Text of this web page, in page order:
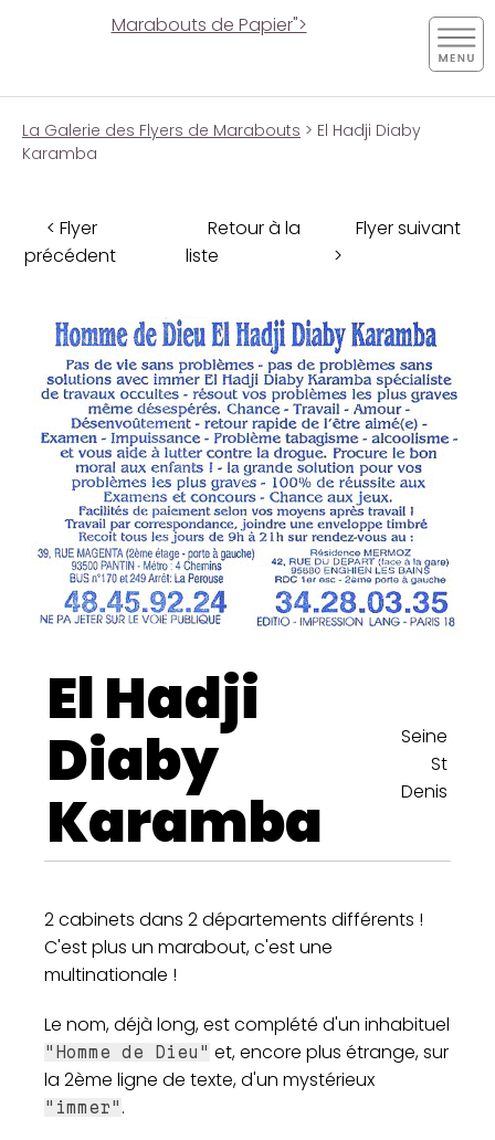
Marabouts de Papier">
La Galerie des Flyers de Marabouts > El Hadji Diaby
Karamba
< Flyer
précédent
Retour à la
liste
Flyer suivant
>
El Hadji
Diaby
Karamba
Seine
St
Denis
2 cabinets dans 2 départements différents !
C'est plus un marabout, c'est une
multinationale !
Le nom, déjà long, est complété d'un inhabituel
"Homme de Dieu" et, encore plus étrange, sur
la 2ème ligne de texte, d'un mystérieux
"immer" .